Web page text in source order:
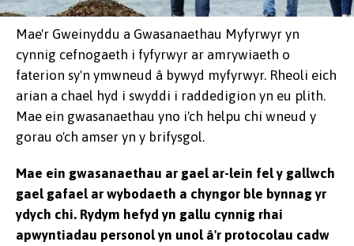
Mae'r Gweinyddu a Gwasanaethau Myfyrwyr yn
cynnig cefnogaeth i fyfyrwyr ar amrywiaeth o
faterion sy'n ymwneud â bywyd myfyrwyr. Rheoli eich
arian a chael hyd i swyddi i raddedigion yn eu plith.
Mae ein gwasanaethau yno i'ch helpu chi wneud y
gorau o'ch amser yn y brifysgol.
Mae ein gwasanaethau ar gael ar-lein fel y gallwch
gael gafael ar wybodaeth a chyngor ble bynnag yr
ydych chi. Rydym hefyd yn gallu cynnig rhai
apwyntiadau personol yn unol â'r protocolau cadw